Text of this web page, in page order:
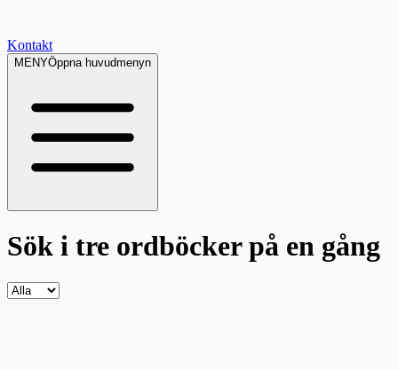
Kontakt
MENYÖppna huvudmenyn
Sök i tre ordböckerpå en gång